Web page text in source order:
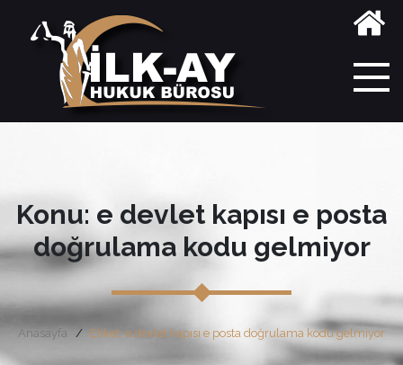
Konu: e devlet kapısı e posta
doğrulama kodu gelmiyor
Anasayfa Etiket: e devlet kapısı e posta doğrulama kodu gelmiyor